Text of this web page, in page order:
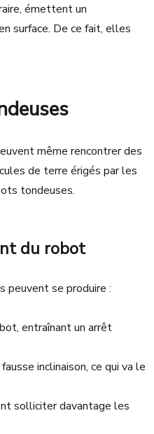
émettent un
surface. De ce fait, elles
même rencontrer des
de terre érigés par les
tondeuses.
du robot
peuvent se produire :
entraînant un arrêt
inclinaison, ce qui va le
solliciter davantage les